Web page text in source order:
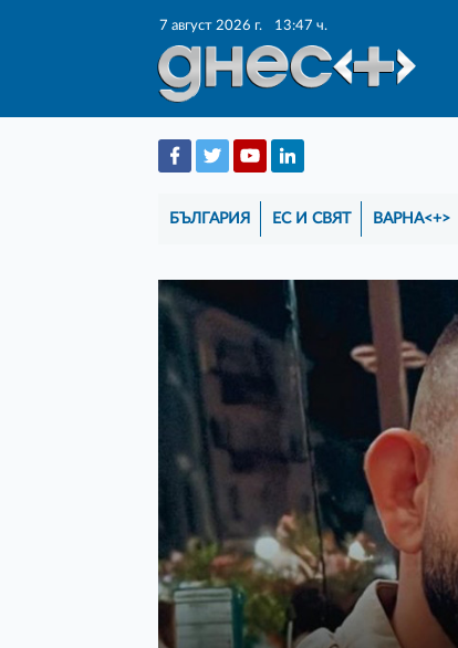
7 август 2026 г. 13:47 ч.
БЪЛГАРИЯ ЕС И СВЯТ ВАРНА<+>